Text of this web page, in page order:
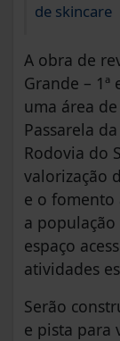
de skincare
A obra de
Grande –
uma área
Passarela
Rodovia do
valorização
e o fomento
a
espaço
atividades
Serão
e pista para